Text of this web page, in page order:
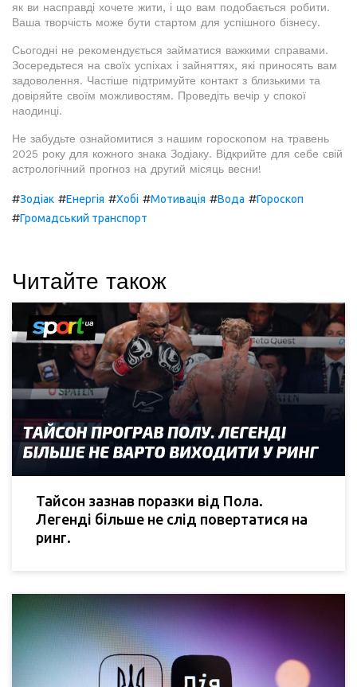
як ви насправді хочете жити, і що вам подобається робити.
Ваша творчість може бути стартом для успішного бізнесу.
Сьогодні не рекомендується займатися важкими справами.
Зосередьтеся на своїх успіхах і зайняттях, які приносять вам
задоволення. Частіше підтримуйте контакт з близькими та
довіряйте своїм можливостям. Проведіть вечір у спокої
наодинці.
Не забудьте ознайомитися з нашим гороскопом на травень
2025 року для кожного знака Зодіаку. Відкрийте для себе свій
астрологічний прогноз на другий місяць весни!
#Зодіак #Енергія #Хобі #Мотивація #Вода #Гороскоп
#Громадський транспорт
Читайте також
Тайсон зазнав поразки від Пола.
Легенді більше не слід повертатися на
ринг.